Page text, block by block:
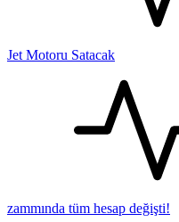
Jet Motoru Satacak
zammında tüm hesap değişti!